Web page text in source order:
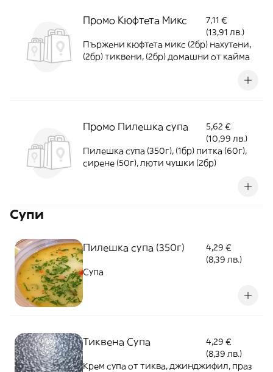
Промо Кюфтета Микс
7,11 €
(13,91 лв.)
Пържени кюфтета микс (2бр) нахутени,
(2бр) тиквени, (2бр) домашни от кайма
Промо Пилешка супа
5,62 €
(10,99 лв.)
Пилешка супа (350г), (1бр) питка (60г),
сирене (50г), люти чушки (2бр)
Супи
Пилешка супа (350г)
4,29 €
(8,39 лв.)
Супа
Тиквена Супа
4,29 €
(8,39 лв.)
Крем супа от тиква, джинджифил, праз